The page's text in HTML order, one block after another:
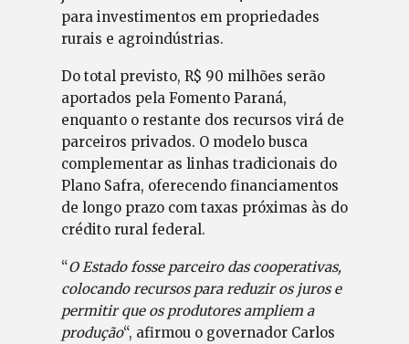
para investimentos em propriedades
rurais e agroindústrias.
Do total previsto, R$ 90 milhões serão
aportados pela Fomento Paraná,
enquanto o restante dos recursos virá de
parceiros privados. O modelo busca
complementar as linhas tradicionais do
Plano Safra, oferecendo financiamentos
de longo prazo com taxas próximas às do
crédito rural federal.
“O Estado fosse parceiro das cooperativas,
colocando recursos para reduzir os juros e
permitir que os produtores ampliem a
produção“, afirmou o governador Carlos